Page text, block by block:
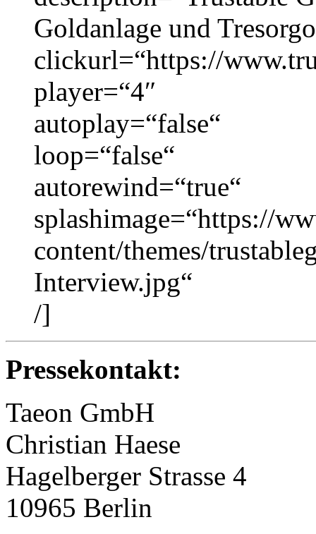
Goldanlage und
clickurl=“https://
player=“4″
autoplay=“false“
loop=“false“
autorewind=“true“
splashimage=“https://
content/themes/
Interview.jpg“
/]
Pressekontakt:
Taeon GmbH
Christian Haese
Hagelberger Strasse 4
10965 Berlin